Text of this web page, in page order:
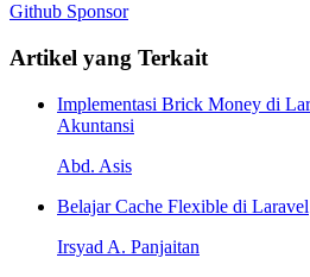
Github Sponsor
Artikel yang Terkait
Implementasi Brick Money di
Akuntansi
Abd. Asis
Belajar Cache Flexible di Laravel
Irsyad A. Panjaitan